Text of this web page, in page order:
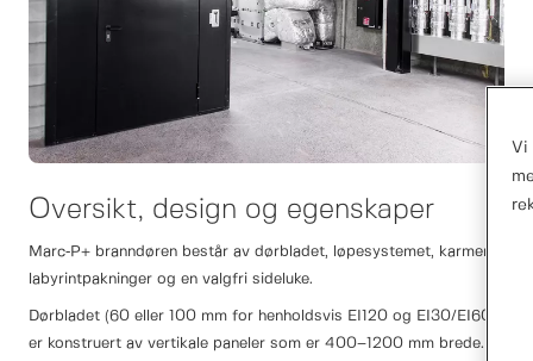
Oversikt, design og egenskaper
Marc‑P+ branndøren består av dørbladet, løpesystemet, karmen,
labyrintpakninger og en valgfri sideluke.
Dørbladet (60 eller 100 mm for henholdsvis EI120 og EI30/EI60)
er konstruert av vertikale paneler som er 400–1200 mm brede.
Vi